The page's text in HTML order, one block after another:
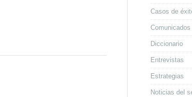
Casos de
Diccionario
Entrevistas
Estrategias
Noticias del